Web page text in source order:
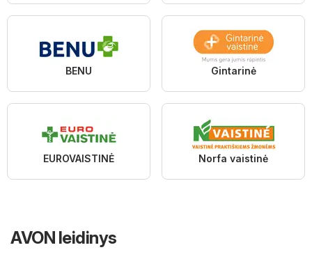
BENU Gintarinė
EUROVAISTINĖ Norfa vaistinė
AVON leidinys